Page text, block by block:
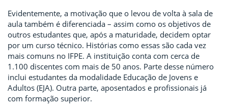
Evidentemente, a motivação que o levou de volta à sala de
aula também é diferenciada – assim como os objetivos de
outros estudantes que, após a maturidade, decidem optar
por um curso técnico. Histórias como essas são cada vez
mais comuns no IFPE. A instituição conta com cerca de
1.100 discentes com mais de 50 anos. Parte desse número
inclui estudantes da modalidade Educação de Jovens e
Adultos (EJA). Outra parte, aposentados e profissionais já
com formação superior.